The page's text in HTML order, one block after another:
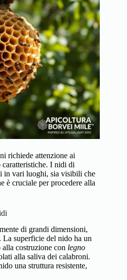
richiede attenzione ai
caratteristiche. I nidi di
in vari luoghi, sia visibili che
è cruciale per procedere alla
di grandi dimensioni,
. La superficie del nido ha un
costruzione con legno
alla saliva dei calabroni.
una struttura resistente,